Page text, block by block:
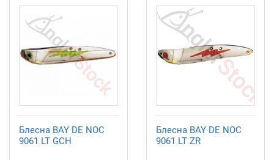
Блесна BAY DE NOC
9061 LT GCH
Блесна BAY DE NOC
9061 LT ZR